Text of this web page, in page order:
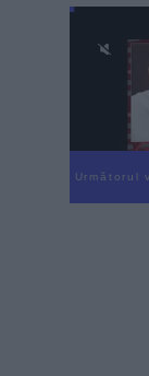
Următorul